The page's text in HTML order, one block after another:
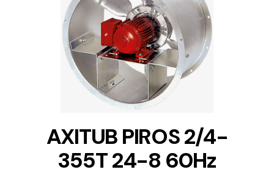
DETAILS
AXITUB PIROS 2/4-
355T 24-8 60Hz